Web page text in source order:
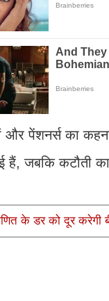
और पेंशनर्स का
हैं, जबकि कटौती का
के डर को दूर करेगी